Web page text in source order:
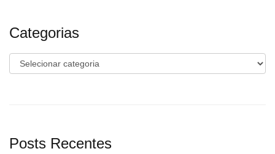
Categorias
Categorias
Posts Recentes